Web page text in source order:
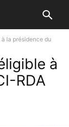
la présidence du
à
RDA